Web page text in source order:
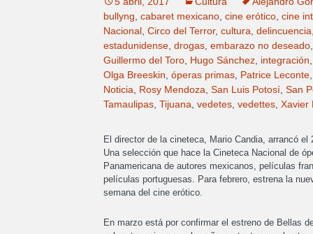
bullyng cabaret mexicano cine erótico cine
Nacional Circo del Terror, cultura delincuencia
estadunidense drogas embarazo no deseado
Guillermo del Toro Hugo Sánchez integración
Olga Breeskin óperas primas Patrice Leconte
Noticia
Rosy Mendoza San Luis Potosí San
Tamaulipas Tijuana vedetes vedettes Xavier
El director de la cineteca, Mario Candia, arrancó
Una selección que hace la Cineteca Nacional de
Panamericana de autores mexicanos, películas
películas portuguesas. Para febrero, estrena la
semana del cine erótico.
En marzo está por confirmar el estreno de Bellas